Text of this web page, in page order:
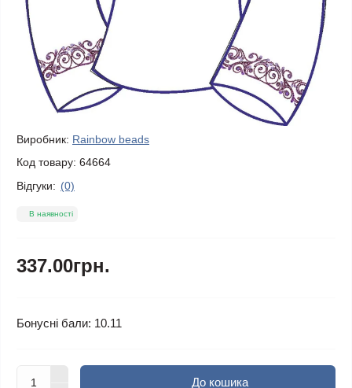
Виробник: Rainbow beads
Код товару: 64664
Відгуки: (0)
В наявності
337.00грн.
Бонусні бали: 10.11
До кошика